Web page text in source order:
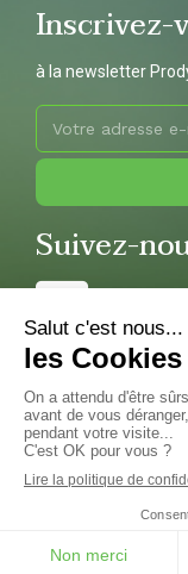
Inscrivez-
à la newsletter
Suivez-
Copyright 2022 ©
En savoir plus sur